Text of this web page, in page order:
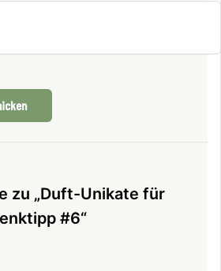
zu „Duft-Unikate für
#6“